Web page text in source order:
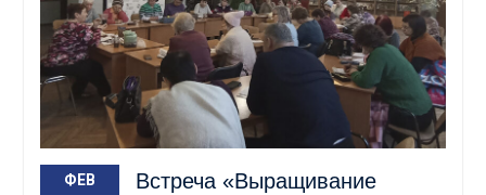
ФЕВ
Встреча «Выращивание